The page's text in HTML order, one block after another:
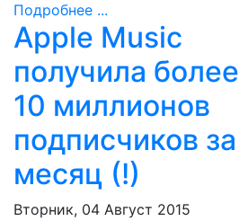
Подробнее ...
Apple Music
получила более
10 миллионов
подписчиков за
месяц (!)
Вторник, 04 Август 2015